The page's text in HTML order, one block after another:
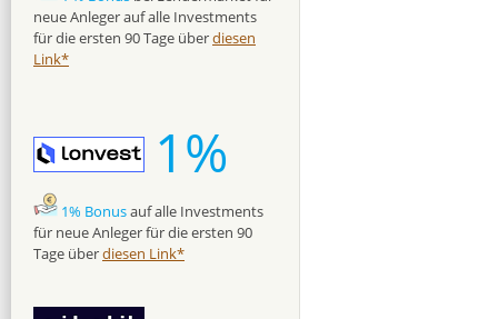
neue Anleger auf alle Investments
für die ersten 90 Tage überdiesen
Link*
1%
1% Bonusauf alle Investments
für neue Anleger für die ersten 90
Tage überdiesen Link*